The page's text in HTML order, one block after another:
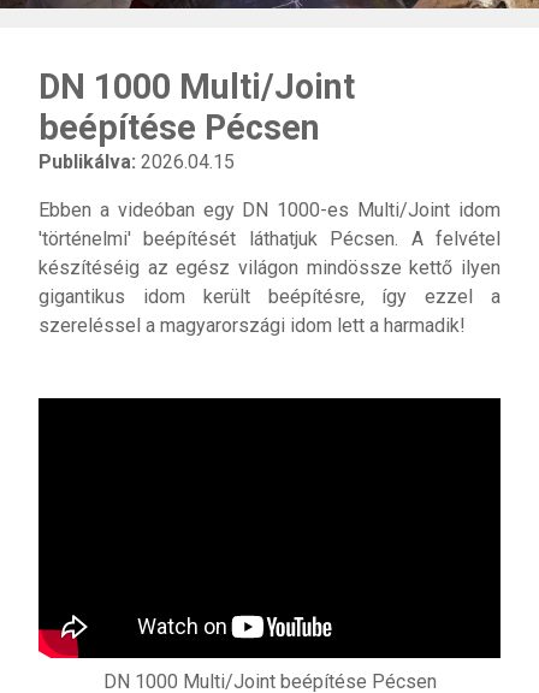
DN 1000 Multi/Joint
beépítése Pécsen
Publikálva: 2026.04.15
Ebben a videóban egy DN 1000-es Multi/Joint idom
'történelmi' beépítését láthatjuk Pécsen. A felvétel
készítéséig az egész világon mindössze kettő ilyen
gigantikus idom került beépítésre, így ezzel a
szereléssel a magyarországi idom lett a harmadik!
DN 1000 Multi/Joint beépítése Pécsen